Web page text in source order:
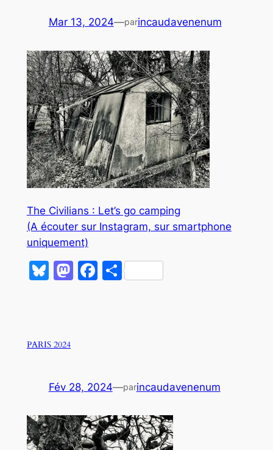
Mar 13, 2024—parincaudavenenum
The Civilians : Let’s go camping
(A écouter sur Instagram, sur smartphone
uniquement)
Bluesky
Mastodon
Facebook
Partager
PARIS 2024
Fév 28, 2024—parincaudavenenum